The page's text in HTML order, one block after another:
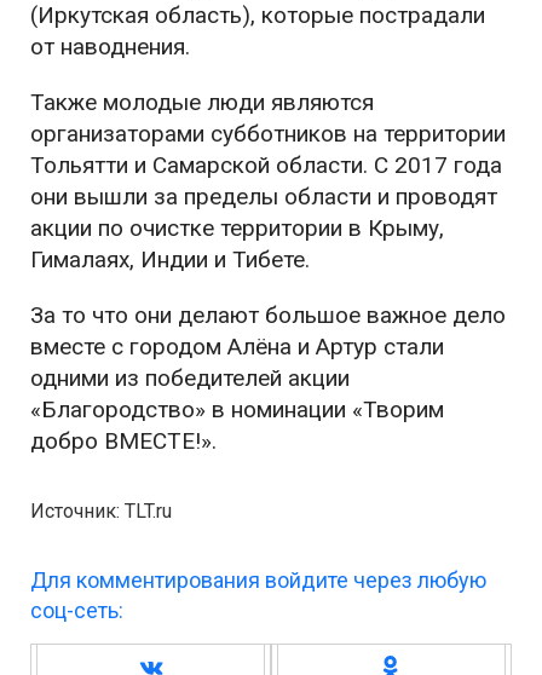
(Иркутская область), которые пострадали
от наводнения.
Также молодые люди являются
организаторами субботников на территории
Тольятти и Самарской области. С 2017 года
они вышли за пределы области и проводят
акции по очистке территории в Крыму,
Гималаях, Индии и Тибете.
За то что они делают большое важное дело
вместе с городом Алёна и Артур стали
одними из победителей акции
«Благородство» в номинации «Творим
добро ВМЕСТЕ!».
Источник: TLT.ru
Для комментирования войдите через любую
соц-сеть: